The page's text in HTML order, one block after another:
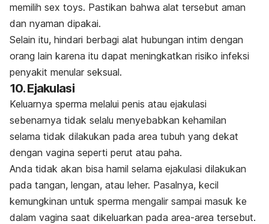
memilih sex toys. Pastikan bahwa alat tersebut aman
dan nyaman dipakai.
Selain itu, hindari berbagi alat hubungan intim dengan
orang lain karena itu dapat meningkatkan risiko infeksi
penyakit menular seksual.
10. Ejakulasi
Keluarnya sperma melalui penis atau ejakulasi
sebenarnya tidak selalu menyebabkan kehamilan
selama tidak dilakukan pada area tubuh yang dekat
dengan vagina seperti perut atau paha.
Anda tidak akan bisa hamil selama ejakulasi dilakukan
pada tangan, lengan, atau leher. Pasalnya, kecil
kemungkinan untuk sperma mengalir sampai masuk ke
dalam vagina saat dikeluarkan pada area-area tersebut.